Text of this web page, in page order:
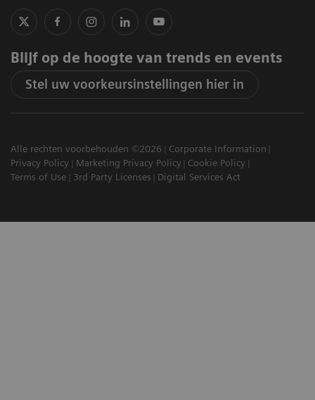
Blijf op de hoogte van trends en events
Stel uw voorkeursinstellingen hier in
Alle rechten voorbehouden ©2026
Corporate Information
Privacy Policy
Marketing Privacy Policy
Cookie Policy
Terms of Use
3rd Party Licenses Digital Services Act